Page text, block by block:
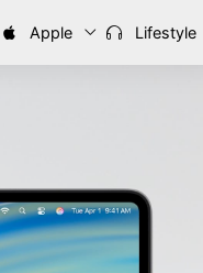
Apple Lifestyle